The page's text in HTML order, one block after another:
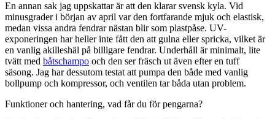
En annan sak jag uppskattar är att den klarar svensk kyla. Vid
minusgrader i början av april var den fortfarande mjuk och elastisk,
medan vissa andra fendrar nästan blir som plastpåse. UV-
exponeringen har heller inte fått den att gulna eller spricka, vilket är
en vanlig akilleshäl på billigare fendrar. Underhåll är minimalt, lite
tvätt med båtschampo och den ser fräsch ut även efter en tuff
säsong. Jag har dessutom testat att pumpa den både med vanlig
bollpump och kompressor, och ventilen tar båda utan problem.
Funktioner och hantering, vad får du för pengarna?